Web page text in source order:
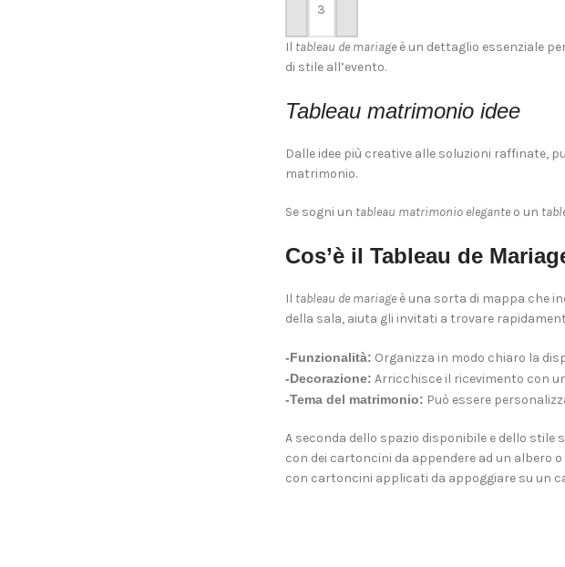
PERSONALIZZA
Il tableau de mariageè un dettaglio essenziale
di stile all’evento.
Tableau matrimonio idee
Dalle idee più creative alle soluzioni raffinate,
matrimonio.
Se sogni un tableau matrimonio eleganteo un
Cos’è il Tableau de
Il tableau de mariageè una sorta di mappa che
della sala, aiuta gli invitati a trovare
-Funzionalità: Organizza in modo chiaro la
-Decorazione: Arricchisce il ricevimento con
-Tema del matrimonio: Può essere
A seconda dello spazio disponibile e dello
con dei cartoncini da appendere ad un albero
con cartoncini applicati da appoggiare su un